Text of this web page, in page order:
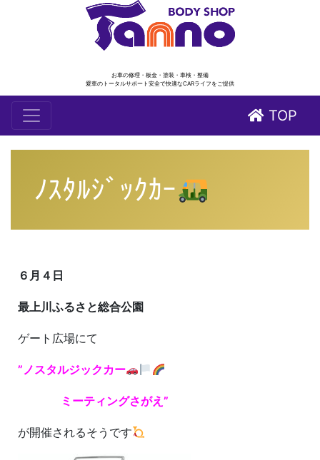
お車の修理・板金・塗装・車検・整備
愛車のトータルサポート安全で快適なCARライフをご提供
TOP
ﾉｽﾀﾙｼﾞｯｸｶｰ
６月４日
最上川ふるさと総合公園
ゲート広場にて
”ノスタルジックカー
ミーティングさがえ”
が開催されるそうです